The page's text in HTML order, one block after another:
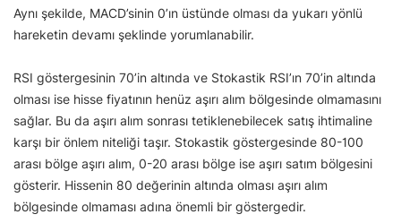
Aynı şekilde, MACD’sinin 0’ın üstünde olması da yukarı yönlü
hareketin devamı şeklinde yorumlanabilir.
RSI göstergesinin 70’in altında ve Stokastik RSI’ın 70’in altında
olması ise hisse fiyatının henüz aşırı alım bölgesinde olmamasını
sağlar. Bu da aşırı alım sonrası tetiklenebilecek satış ihtimaline
karşı bir önlem niteliği taşır. Stokastik göstergesinde 80-100
arası bölge aşırı alım, 0-20 arası bölge ise aşırı satım bölgesini
gösterir. Hissenin 80 değerinin altında olması aşırı alım
bölgesinde olmaması adına önemli bir göstergedir.